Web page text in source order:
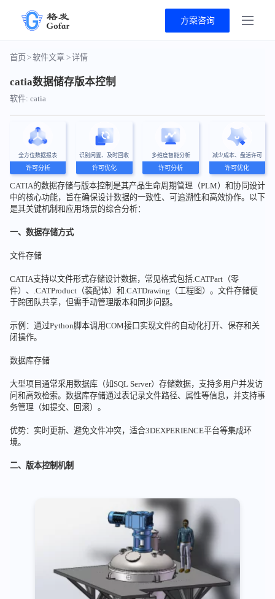
方案咨询
首页>软件文章 >详情
catia数据储存版本控制
软件: catia
全方位数据报表
许可分析
识别闲置、及时回收
许可优化
多维度智能分析
许可分析
减少成本、盘活许可
许可优化
CATIA的数据存储与版本控制是其产品生命周期管理（PLM）和协同设计
中的核心功能，旨在确保设计数据的一致性、可追溯性和高效协作。以下
是其关键机制和应用场景的综合分析：
一、数据存储方式
文件存储
CATIA支持以文件形式存储设计数据，常见格式包括.CATPart（零
件）、.CATProduct（装配体）和.CATDrawing（工程图）。文件存储便
于跨团队共享，但需手动管理版本和同步问题。
示例：通过Python脚本调用COM接口实现文件的自动化打开、保存和关
闭操作。
数据库存储
大型项目通常采用数据库（如SQL Server）存储数据，支持多用户并发访
问和高效检索。数据库存储通过表记录文件路径、属性等信息，并支持事
务管理（如提交、回滚）。
优势：实时更新、避免文件冲突，适合3DEXPERIENCE平台等集成环
境。
二、版本控制机制